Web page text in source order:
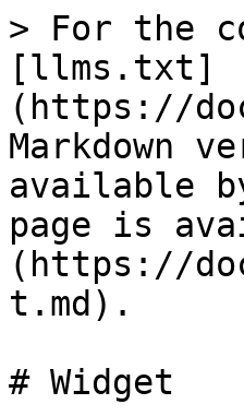
> For the
[llms.txt]
(https://
Markdown
available
page is
(https://
t.md).
# Widget